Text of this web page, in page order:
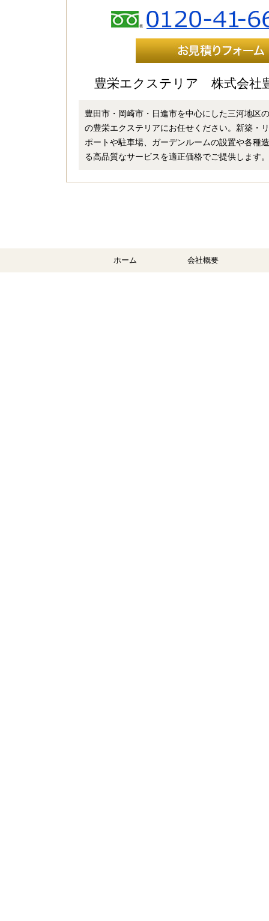
豊栄エクステリア 株式会
豊田市・岡崎市・日進市を中心にした三河地区
の豊栄エクステリアにお任せください。新築・
ポートや駐車場、ガーデンルームの設置や各種
る高品質なサービスを適正価格でご提供します。
ホーム 会社概要